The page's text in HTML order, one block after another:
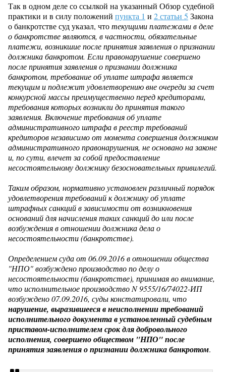
Так в одном деле со ссылкой на указанный Обзор судебной
практики и в силу положений пункта 1 и 2 статьи 5 Закона
о банкротстве суд указал, чтотекущими платежами в деле
о банкротстве являются, в частности, обязательные
платежи, возникшие после принятия заявления о признании
должника банкротом. Если правонарушение совершено
после принятия заявления о признании должника
банкротом, требование об уплате штрафа является
текущим и подлежит удовлетворению вне очереди за счет
конкурсной массы преимущественно перед кредиторами,
требования которых возникли до принятия такого
заявления. Включение требования об уплате
административного штрафа в реестр требований
кредиторов независимо от момента совершения должником
административного правонарушения, не основано на законе
и, по сути, влечет за собой предоставление
несостоятельному должнику безосновательных привилегий.
Таким образом, нормативно установлен различный порядок
удовлетворения требований к должнику об уплате
штрафных санкций в зависимости от возникновения
оснований для начисления таких санкций до или после
возбуждения в отношении должника дела о
несостоятельности (банкротстве).
Определением суда от 06.09.2016 в отношении общества
"НПО" возбуждено производство по делу о
несостоятельности (банкротстве), принимая во внимание,
что исполнительное производство N 9555/16/74022-ИП
возбуждено 07.09.2016, суды констатировали, что
нарушение, выразившееся в неисполнении требований
исполнительного документа в установленный судебным
приставом-исполнителем срок для добровольного
исполнения, совершено обществом "НПО" после
принятия заявления о признании должника банкротом.